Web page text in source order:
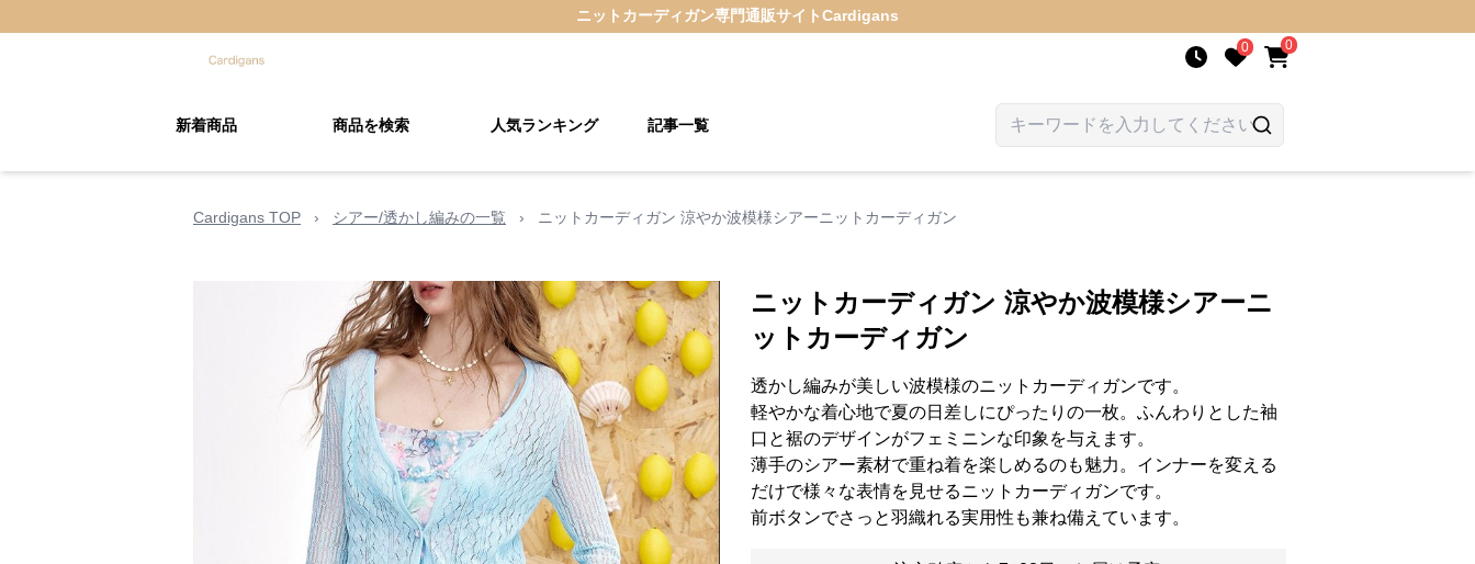
ニットカーディガン専門通販サイトCardigans
0 0
新着商品 商品を検索 人気ランキング 記事一覧
Cardigans TOP › シアー/透かし編みの一覧 › ニットカーディガン 涼やか波模様シアーニットカーディガン
ニットカーディガン 涼やか波模様シアーニ
ットカーディガン
透かし編みが美しい波模様のニットカーディガンです。
軽やかな着心地で夏の日差しにぴったりの一枚。ふんわりとした袖
口と裾のデザインがフェミニンな印象を与えます。
薄手のシアー素材で重ね着を楽しめるのも魅力。インナーを変える
だけで様々な表情を見せるニットカーディガンです。
前ボタンでさっと羽織れる実用性も兼ね備えています。